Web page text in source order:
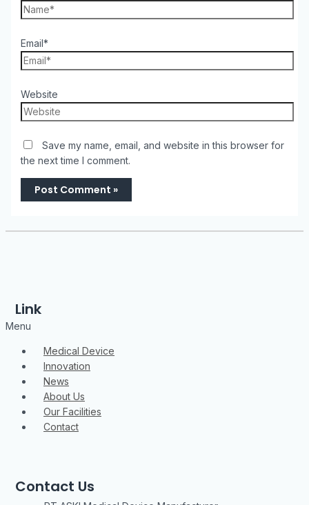
Email*
Website
Save my name, email, and website in this browser for
the next time I comment.
Link
Menu
Medical Device
Innovation
News
About Us
Our Facilities
Contact
Contact Us